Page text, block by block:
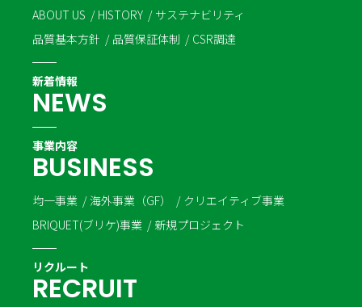
ABOUT US HISTORY
サステナビリティ
品質基本方針
品質保証体制 CSR調達
新着情報
NEWS
事業内容
BUSINESS
均一事業 海外事業（GF）
クリエイティブ事業
BRIQUET(ブリケ)事業
新規プロジェクト
リクルート
RECRUIT